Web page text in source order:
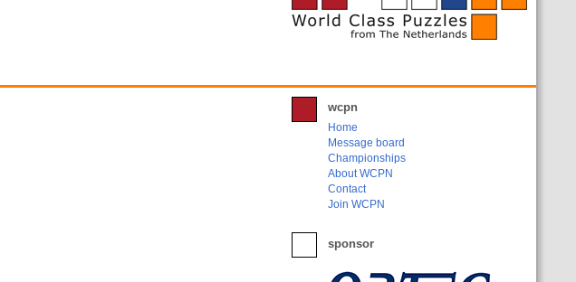
wcpn
Home
Message board
Championships
About WCPN
Contact
Join WCPN
sponsor